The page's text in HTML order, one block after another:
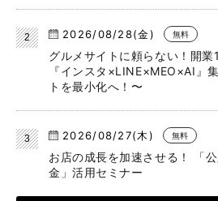
2026/08/28(金) 無料
グルメサイトに頼らない！開
『インスタ×LINE×MEO×AI』
トを最小化へ！〜
2026/08/27(木) 無料
お店の成長を加速させる！ 「
金」活用セミナー